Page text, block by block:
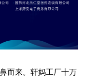
而来。轩妈工厂十万